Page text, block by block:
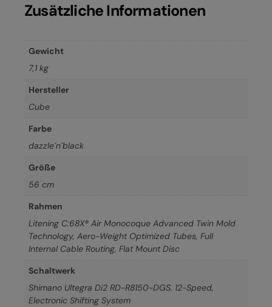
Zusätzliche Informationen
Gewicht
7,1 kg
Hersteller
Cube
Farbe
dazzle´n´black
Größe
56 cm
Rahmen
Litening C:68X® Air Monocoque Advanced Twin Mold
Technology, Aero-Weight Optimized Tubes, Full
Internal Cable Routing, Flat Mount Disc
Schaltwerk
Shimano Ultegra Di2 RD-R8150-DGS. 12-Speed,
Electronic Shifting System